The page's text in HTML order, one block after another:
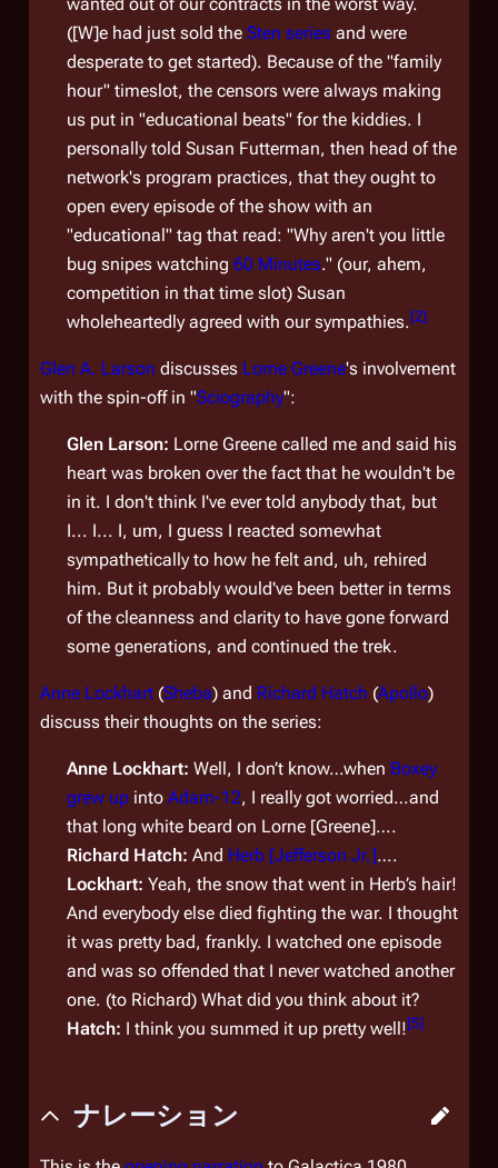
([W]e had just sold the Sten series and were
desperate to get started). Because of the "family
hour" timeslot, the censors were always making
us put in "educational beats" for the kiddies. I
personally told Susan Futterman, then head of the
network's program practices, that they ought to
open every episode of the show with an
"educational" tag that read: "Why aren't you little
bug snipes watching 60 Minutes." (our, ahem,
competition in that time slot) Susan
wholeheartedly agreed with our sympathies.[2]
Glen A. Larson discusses Lorne Greene's involvement
with the spin-off in "Sciography":
Glen Larson: Lorne Greene called me and said his
heart was broken over the fact that he wouldn't be
in it. I don't think I've ever told anybody that, but
I... I... I, um, I guess I reacted somewhat
sympathetically to how he felt and, uh, rehired
him. But it probably would've been better in terms
of the cleanness and clarity to have gone forward
some generations, and continued the trek.
Anne Lockhart (Sheba) and Richard Hatch (Apollo)
discuss their thoughts on the series:
Anne Lockhart: Well, I don’t know…when Boxey
grew up into Adam-12, I really got worried…and
that long white beard on Lorne [Greene]….
Richard Hatch: And Herb [Jefferson Jr.]….
Lockhart: Yeah, the snow that went in Herb’s hair!
And everybody else died fighting the war. I thought
it was pretty bad, frankly. I watched one episode
and was so offended that I never watched another
one. (to Richard) What did you think about it?
Hatch: I think you summed it up pretty well![5]
ナレーション